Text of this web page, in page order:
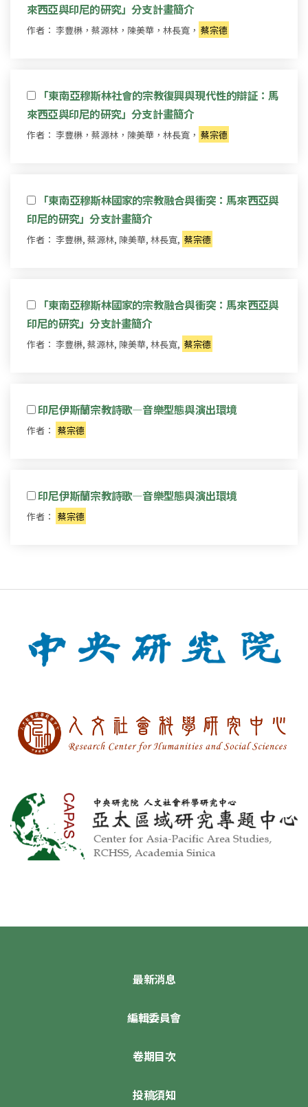
來西亞與印尼的研究」分支計畫簡介
作者： 李豐楙，蔡源林，陳美華，林長寬， 蔡宗德
「東南亞穆斯林社會的宗教復興與現代性的辯証：馬
來西亞與印尼的研究」分支計畫簡介
作者： 李豐楙，蔡源林，陳美華，林長寬， 蔡宗德
「東南亞穆斯林國家的宗教融合與衝突：馬來西亞與
印尼的研究」分支計畫簡介
作者： 李豐楙, 蔡源林, 陳美華, 林長寬, 蔡宗德
「東南亞穆斯林國家的宗教融合與衝突：馬來西亞與
印尼的研究」分支計畫簡介
作者： 李豐楙, 蔡源林, 陳美華, 林長寬, 蔡宗德
印尼伊斯蘭宗教詩歌—音樂型態與演出環境
作者： 蔡宗德
印尼伊斯蘭宗教詩歌—音樂型態與演出環境
作者： 蔡宗德
最新消息
編輯委員會
卷期目次
投稿須知